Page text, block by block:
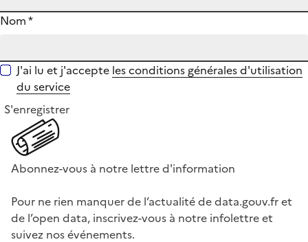
Nom*
J'ai lu et j'accepte les conditions générales d'utilisation
du service
S'enregistrer
Abonnez-vous à notre lettre d'information
Pour ne rien manquer de l’actualité de data.gouv.fr et
de l’open data, inscrivez-vous à notre infolettre et
suivez nos événements.